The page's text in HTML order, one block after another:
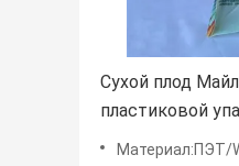
Сухой плод
пластиковой
стоит вверх
Материал:ПЭТ/